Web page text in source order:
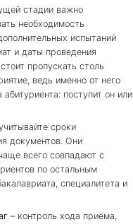
стадии важно
необходимость
испытаний
и даты проведения
пропускать столь
ведь именно от него
абитуриента: поступит он или
сроки
документов. Они
всего совпадают с
по остальным
специалитета и
– контроль хода приема,